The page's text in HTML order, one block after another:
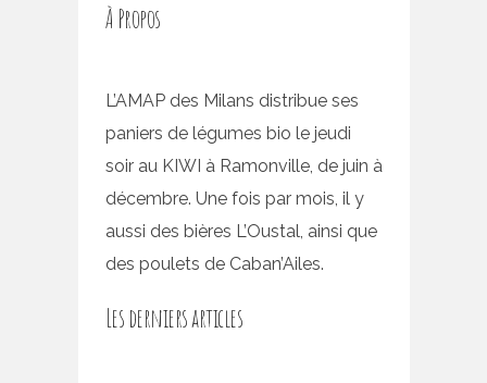
À Propos
L’AMAP des Milans distribue ses
paniers de légumes bio le jeudi
soir au KIWI à Ramonville, de juin à
décembre. Une fois par mois, il y
aussi des bières L’Oustal, ainsi que
des poulets de Caban’Ailes.
Les derniers articles